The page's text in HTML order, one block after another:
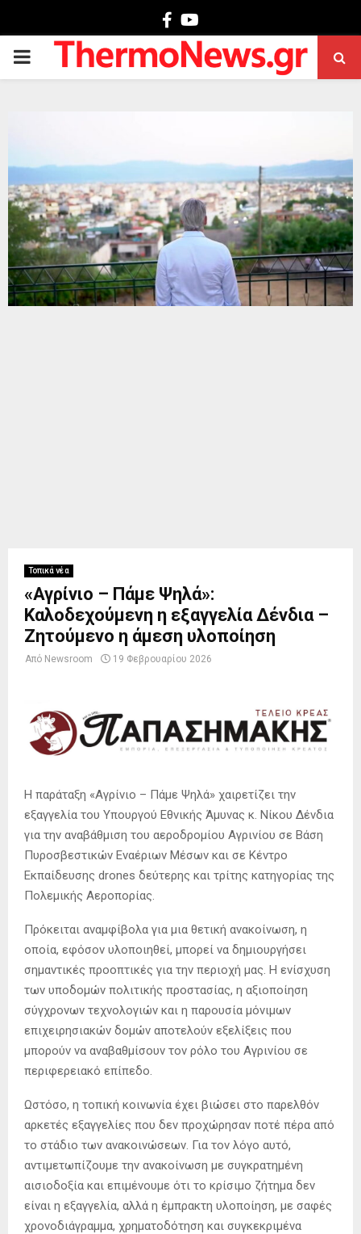
Facebook
PRIMARY
Τοπικά νέα
«Αγρίνιο – Πάμε Ψηλά»:
Καλοδεχούμενη η εξαγγελία Δένδια –
Ζητούμενο η άμεση υλοποίηση
Από Newsroom 19 Φεβρουαρίου 2026
Η παράταξη «Αγρίνιο – Πάμε Ψηλά» χαιρετίζει την
εξαγγελία του Υπουργού Εθνικής Άμυνας κ. Νίκου Δένδια
για την αναβάθμιση του αεροδρομίου Αγρινίου σε Βάση
Πυροσβεστικών Εναέριων Μέσων και σε Κέντρο
Εκπαίδευσης drones δεύτερης και τρίτης κατηγορίας της
Πολεμικής Αεροπορίας.
Πρόκειται αναμφίβολα για μια θετική ανακοίνωση, η
οποία, εφόσον υλοποιηθεί, μπορεί να δημιουργήσει
σημαντικές προοπτικές για την περιοχή μας. Η ενίσχυση
των υποδομών πολιτικής προστασίας, η αξιοποίηση
σύγχρονων τεχνολογιών και η παρουσία μόνιμων
επιχειρησιακών δομών αποτελούν εξελίξεις που
μπορούν να αναβαθμίσουν τον ρόλο του Αγρινίου σε
περιφερειακό επίπεδο.
Ωστόσο, η τοπική κοινωνία έχει βιώσει στο παρελθόν
αρκετές εξαγγελίες που δεν προχώρησαν ποτέ πέρα από
το στάδιο των ανακοινώσεων. Για τον λόγο αυτό,
αντιμετωπίζουμε την ανακοίνωση με συγκρατημένη
αισιοδοξία και επιμένουμε ότι το κρίσιμο ζήτημα δεν
είναι η εξαγγελία, αλλά η έμπρακτη υλοποίηση, με σαφές
χρονοδιάγραμμα, χρηματοδότηση και συγκεκριμένα